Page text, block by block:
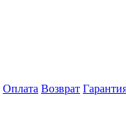
Оплата Возврат